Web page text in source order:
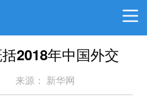
2018年中国外交
来源： 新华网